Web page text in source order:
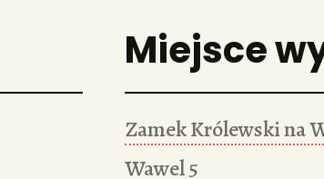
Miejsce
Zamek Królewski na
Wawel 5